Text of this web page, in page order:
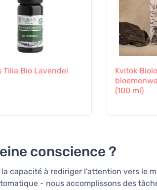
Tilia Bio Lavendel
Kvitok
(100 ml)
conscience ?
capacité à rediriger l'attention vers le
- nous accomplissons des